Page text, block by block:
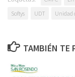
Softys
UDT Unidad
TAMBIÉN TE